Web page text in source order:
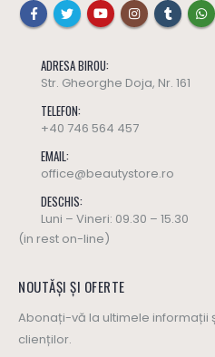
ADRESA BIROU:
Str. Gheorghe Doja, Nr. 161
TELEFON:
+40 746 564 457
EMAIL:
office@beautystore.ro
DESCHIS:
Luni – Vineri: 09.30 – 15.30
(in rest on-line)
NOUTĂȘI ȘI OFERTE
Abonați-vă la ultimele informații
clienților.